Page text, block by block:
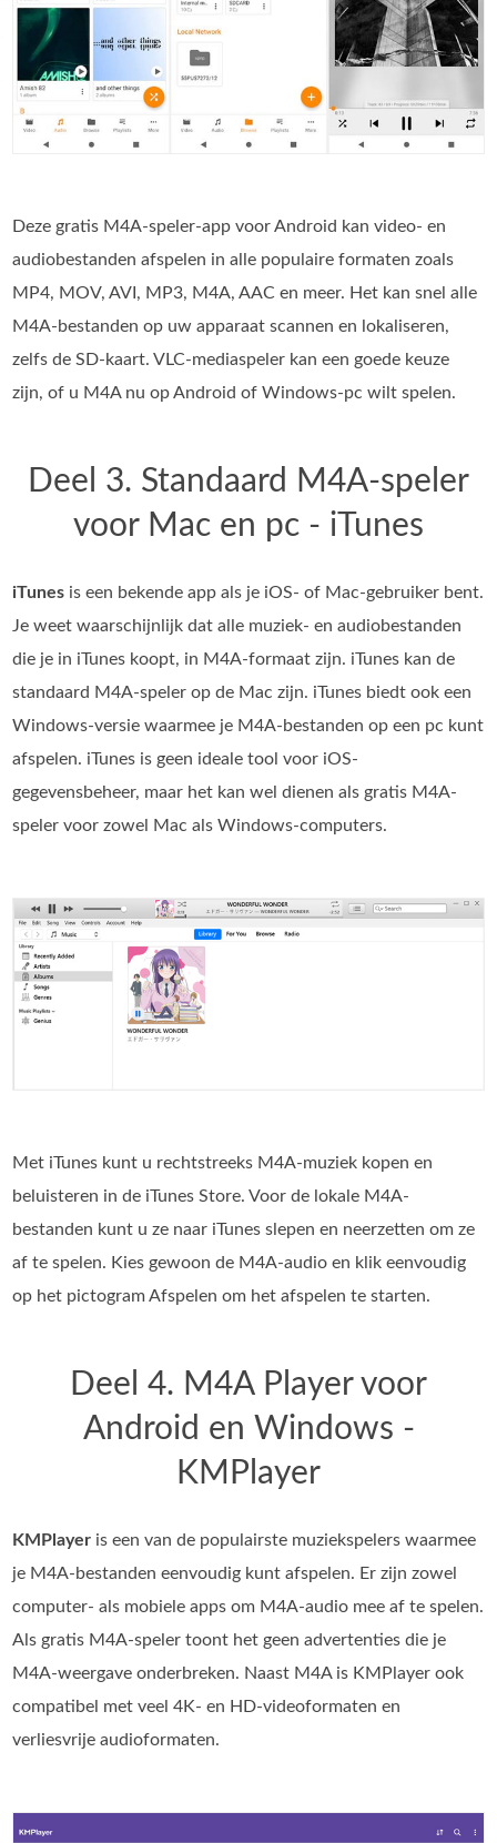
Deze gratis M4A-speler-app voor Android kan video- en
audiobestanden afspelen in alle populaire formaten zoals
MP4, MOV, AVI, MP3, M4A, AAC en meer. Het kan snel alle
M4A-bestanden op uw apparaat scannen en lokaliseren,
zelfs de SD-kaart. VLC-mediaspeler kan een goede keuze
zijn, of u M4A nu op Android of Windows-pc wilt spelen.
Deel 3. Standaard M4A-speler
voor Mac en pc - iTunes
iTunes is een bekende app als je iOS‑ of Mac‑gebruiker bent.
Je weet waarschijnlijk dat alle muziek- en audiobestanden
die je in iTunes koopt, in M4A-formaat zijn. iTunes kan de
standaard M4A-speler op de Mac zijn. iTunes biedt ook een
Windows-versie waarmee je M4A-bestanden op een pc kunt
afspelen. iTunes is geen ideale tool voor iOS-
gegevensbeheer, maar het kan wel dienen als gratis M4A-
speler voor zowel Mac als Windows-computers.
Met iTunes kunt u rechtstreeks M4A-muziek kopen en
beluisteren in de iTunes Store. Voor de lokale M4A-
bestanden kunt u ze naar iTunes slepen en neerzetten om ze
af te spelen. Kies gewoon de M4A-audio en klik eenvoudig
op het pictogram Afspelen om het afspelen te starten.
Deel 4. M4A Player voor
Android en Windows -
KMPlayer
KMPlayer is een van de populairste muziekspelers waarmee
je M4A-bestanden eenvoudig kunt afspelen. Er zijn zowel
computer- als mobiele apps om M4A-audio mee af te spelen.
Als gratis M4A-speler toont het geen advertenties die je
M4A-weergave onderbreken. Naast M4A is KMPlayer ook
compatibel met veel 4K- en HD‑videoformaten en
verliesvrije audioformaten.